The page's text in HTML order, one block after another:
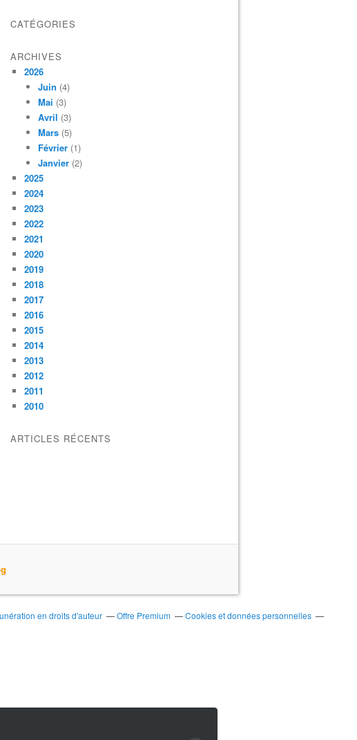
CATÉGORIES
ARCHIVES
2026
Juin (4)
Mai (3)
Avril (3)
Mars (5)
Février (1)
Janvier (2)
2025
2024
2023
2022
2021
2020
2019
2018
2017
2016
2015
2014
2013
2012
2011
2010
ARTICLES RÉCENTS
en droits d'auteur Offre Premium
Cookies et données personnelles